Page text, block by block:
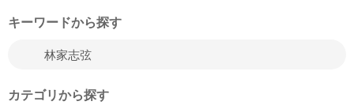
キーワードから探す
カテゴリから探す